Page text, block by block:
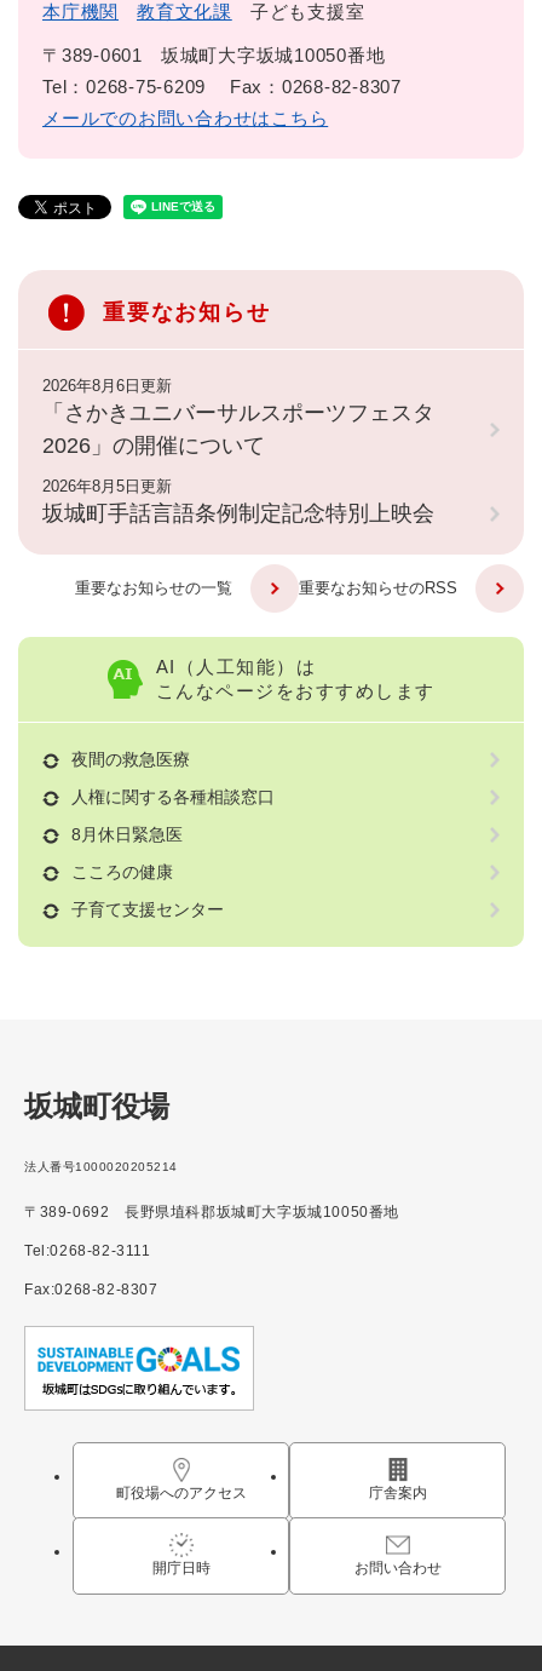
本庁機関 教育文化課 子ども支援室
〒389-0601
坂城町大字坂城10050番地
Tel：0268-75-6209
Fax：0268-82-8307
メールでのお問い合わせはこちら
重要なお知らせ
2026年8月6日更新
「さかきユニバーサルスポーツフェスタ
2026」の開催について
2026年8月5日更新
坂城町手話言語条例制定記念特別上映会
重要なお知らせの一覧 重要なお知らせのRSS
AI（人工知能）は
こんなページをおすすめします
夜間の救急医療
人権に関する各種相談窓口
8月休日緊急医
こころの健康
子育て支援センター
坂城町役場
法人番号1000020205214
〒389-0692 長野県埴科郡坂城町大字坂城10050番地
Tel:0268-82-3111
Fax:0268-82-8307
町役場へのアクセス 庁舎案内
開庁日時 お問い合わせ